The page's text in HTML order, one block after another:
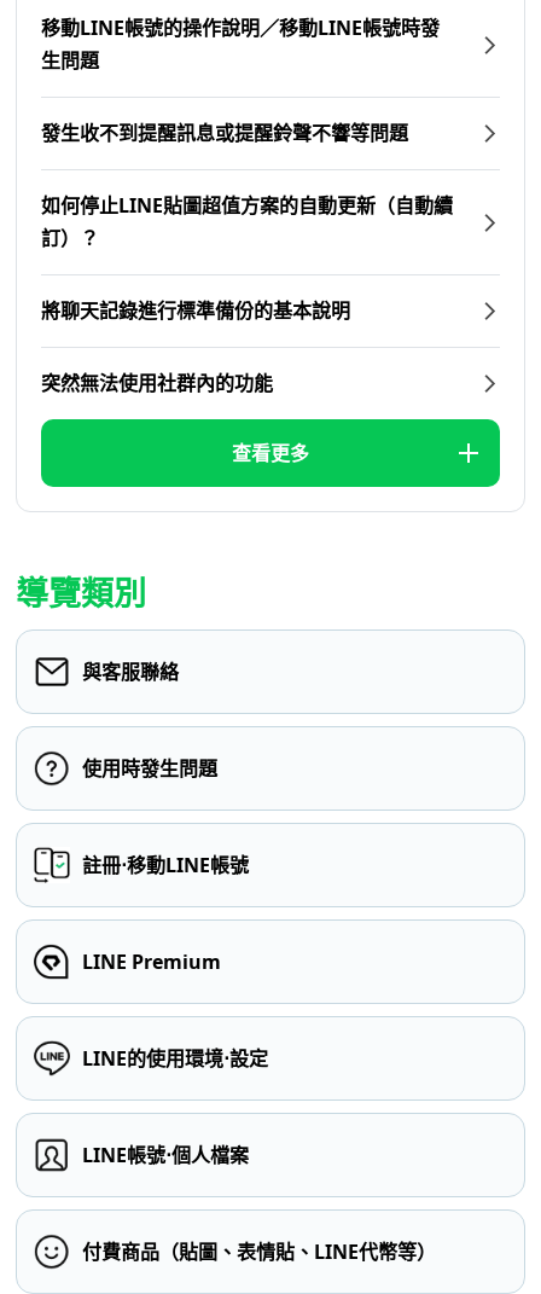
移動LINE帳號的操作說明／移動LINE帳號時發
生問題
發生收不到提醒訊息或提醒鈴聲不響等問題
如何停止LINE貼圖超值方案的自動更新（自動續
訂）？
將聊天記錄進行標準備份的基本說明
突然無法使用社群內的功能
查看更多
導覽類別
與客服聯絡
使用時發生問題
註冊⋅移動LINE帳號
LINE Premium
LINE的使用環境⋅設定
LINE帳號⋅個人檔案
付費商品（貼圖、表情貼、LINE代幣等）